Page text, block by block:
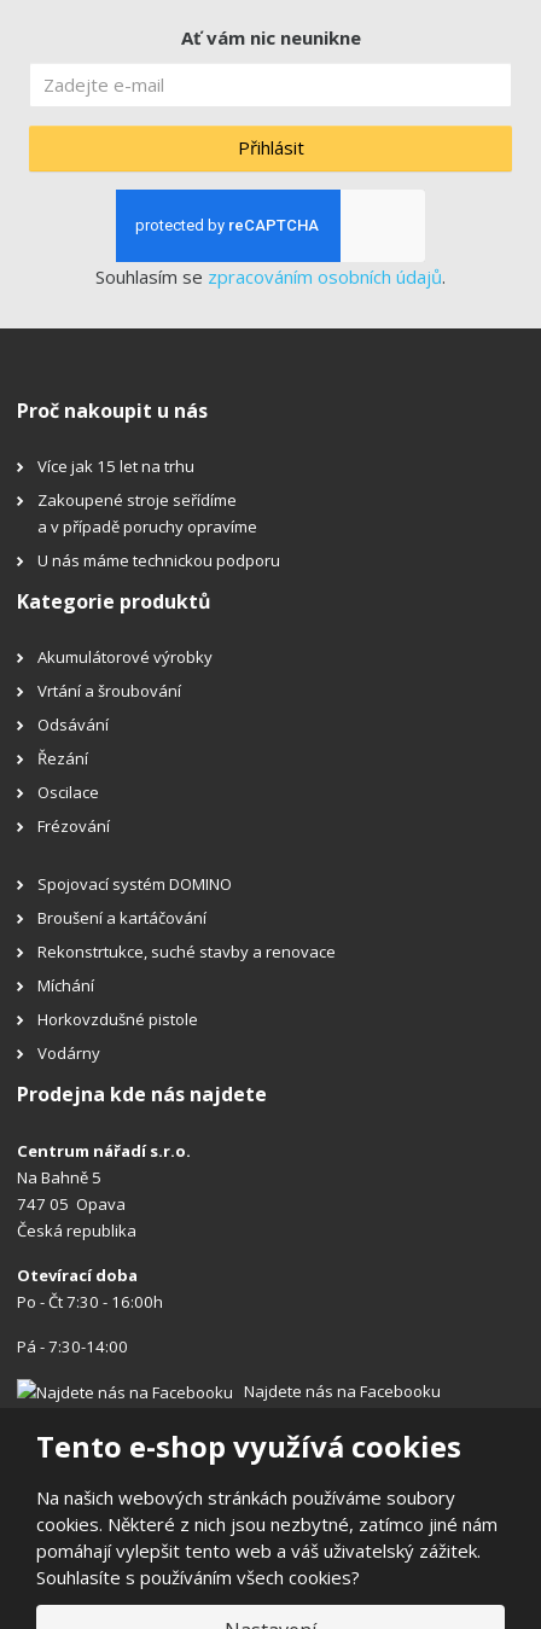
Tento e-shop využívá cookies
Na našich webových stránkách používáme soubory
cookies. Některé z nich jsou nezbytné, zatímco jiné nám
pomáhají vylepšit tento web a váš uživatelský zážitek.
Souhlasíte s používáním všech cookies?
Ať vám nic neunikne
Přihlásit
Souhlasím se zpracováním osobních údajů.
Proč nakoupit u nás
Více jak 15 let na trhu
Zakoupené stroje seřídíme
a v případě poruchy opravíme
U nás máme technickou podporu
Kategorie produktů
Akumulátorové výrobky
Vrtání a šroubování
Odsávání
Řezání
Oscilace
Frézování
Spojovací systém DOMINO
Broušení a kartáčování
Rekonstrtukce, suché stavby a renovace
Míchání
Horkovzdušné pistole
Vodárny
Prodejna kde nás najdete
Centrum nářadí s.r.o.
Na Bahně 5
747 05 Opava
Česká republika
Otevírací doba
Po - Čt 7:30 - 16:00h
Pá - 7:30-14:00
Najdete nás na Facebooku
© 2026, Centrum nářadí s.r.o.
Prohlášení o přístupnosti|Ochrana osobních údajů| Mapa stránek
Reklamace/Vrácení